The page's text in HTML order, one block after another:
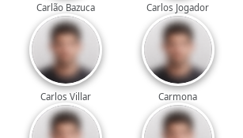
Carlão Bazuca Carlos Jogador
Carlos Villar Carmona